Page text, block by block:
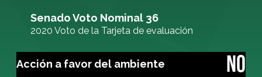
Senado Voto Nominal 36
2020 Voto de la Tarjeta de evaluación
Acción a favor del ambiente NO